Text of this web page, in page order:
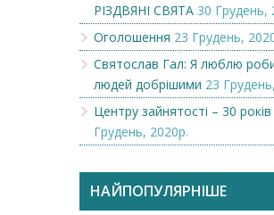
РІЗДВЯНІ СВЯТА 30 Грудень,
Оголошення 23 Грудень,
Святослав Гал: Я люблю
людей добрішими 23
Центру зайнятості – 30 років
Грудень, 2020р.
НАЙПОПУЛЯРНІШЕ